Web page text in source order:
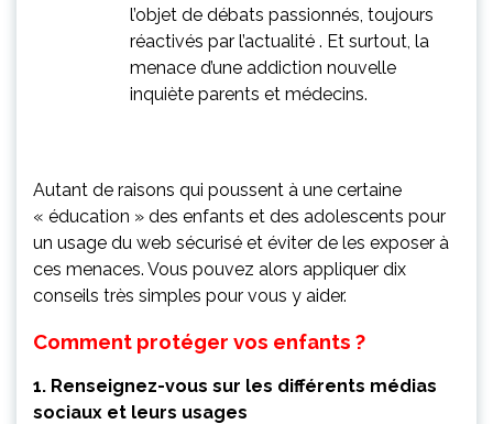
l’objet de débats passionnés, toujours
réactivés par l’actualité . Et surtout, la
menace d’une addiction nouvelle
inquiète parents et médecins.
Autant de raisons qui poussent à une certaine
« éducation » des enfants et des adolescents pour
un usage du web sécurisé et éviter de les exposer à
ces menaces. Vous pouvez alors appliquer dix
conseils très simples pour vous y aider.
Comment protéger vos enfants ?
1. Renseignez-vous sur les différents médias
sociaux et leurs usages